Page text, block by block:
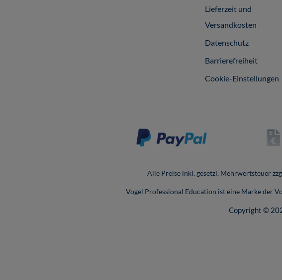
Lieferzeit und
Versandkosten
Datenschutz
Barrierefreiheit
Cookie-Einstellungen
Alle Preise inkl. gesetzl. Mehrwertsteuer
Vogel Professional Education ist eine Marke der
Copyright ©